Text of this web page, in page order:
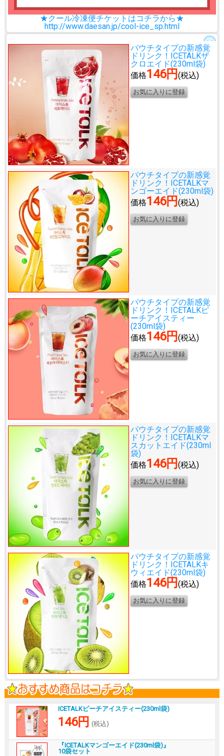
★クール冷凍便チケットはコチラから★
http://www.daesan.jp/cool-ice_sp.html
パウチタイプの新感覚
ドリンク！
ICETALKザ
クロエイド(230ml袋)
価格146円 (税込)
パウチタイプの新感覚
ドリンク！
ICETALKマ
ンゴーエイド(230ml袋)
価格146円 (税込)
パウチタイプの新感覚
ドリンク！
ICETALKピ
ーチアイスティー
(230ml袋)
価格146円 (税込)
パウチタイプの新感覚
ドリンク！
ICETALKマ
スカットエイド(230ml
袋)
価格146円 (税込)
パウチタイプの新感覚
ドリンク！
ICETALKキ
ウィエイド(230ml袋)
価格146円 (税込)
ICETALKピーチアイスティー(230ml袋)
146円 (税込)
『ICETALKマンゴーエイド(230ml袋)』
10袋セット